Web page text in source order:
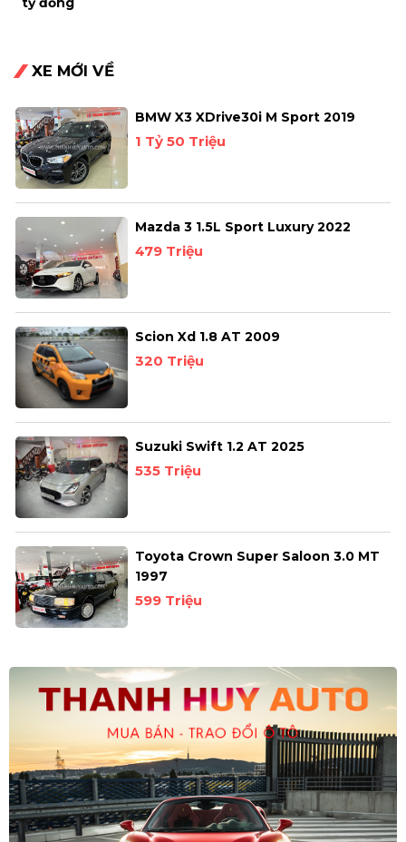
XE MỚI VỀ
BMW X3 XDrive30i M Sport 2019
1 Tỷ 50 Triệu
Mazda 3 1.5L Sport Luxury 2022
479 Triệu
Scion Xd 1.8 AT 2009
320 Triệu
Suzuki Swift 1.2 AT 2025
535 Triệu
Toyota Crown Super Saloon 3.0 MT
1997
599 Triệu